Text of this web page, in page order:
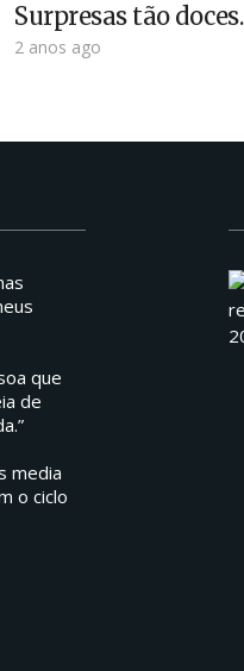
Surpresas tão
2 anos ago
que
de
media
o ciclo